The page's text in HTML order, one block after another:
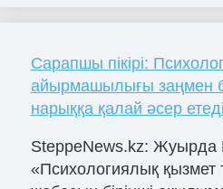
Сарапшы пікірі:
айырмашылығы заңмен
нарыққа қалай әсер
SteppeNews.kz: Жуырда
«Психологиялық қызмет